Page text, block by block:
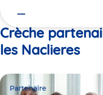
Crèche
les Naclieres
Partenaire